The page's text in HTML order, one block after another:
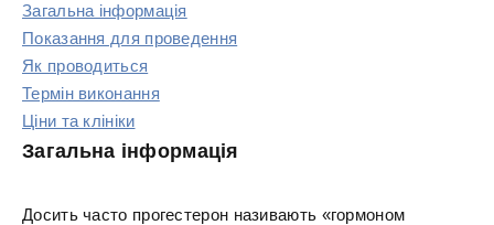
Загальна інформація
Показання для проведення
Як проводиться
Термін виконання
Ціни та клініки
Загальна інформація
Досить часто прогестерон називають «гормоном